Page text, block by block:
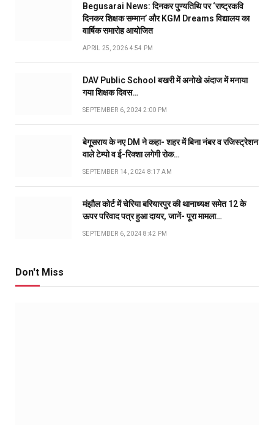
Begusarai News: दिनकर पुण्यतिथि पर ‘राष्ट्रकवि
दिनकर शिक्षक सम्मान’ और KGM Dreams विद्यालय का
वार्षिक समारोह आयोजित
APRIL 25, 2026 4:54 PM
DAV Public School बखरी में अनोखे अंदाज में मनाया
गया शिक्षक दिवस…
SEPTEMBER 6, 2024 2:00 PM
बेगूसराय के नए DM ने कहा- शहर में बिना नंबर व रजिस्ट्रेशन
वाले टेम्पो व ई-रिक्शा लगेगी रोक…
SEPTEMBER 14, 2024 8:17 AM
मंझौल कोर्ट में चेरिया बरियारपुर की थानाध्यक्ष समेत 12 के
ऊपर परिवाद पत्र हुआ दायर, जानें- पूरा मामला…
SEPTEMBER 6, 2024 8:42 PM
Don't Miss